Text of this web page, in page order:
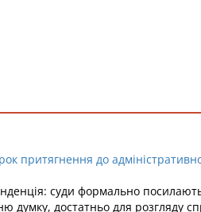
притягнення до
суди формально
думку, достатньо для розгляду